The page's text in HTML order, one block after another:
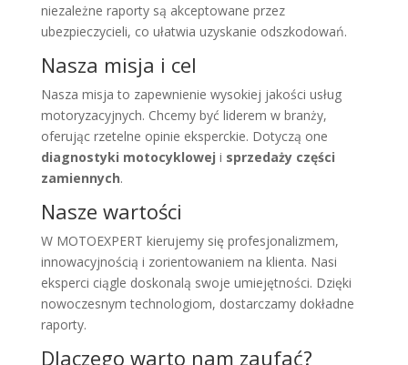
niezależne raporty są akceptowane przez
ubezpieczycieli, co ułatwia uzyskanie odszkodowań.
Nasza misja i cel
Nasza misja to zapewnienie wysokiej jakości usług
motoryzacyjnych. Chcemy być liderem w branży,
oferując rzetelne opinie eksperckie. Dotyczą one
diagnostyki motocyklowej i sprzedaży części
zamiennych.
Nasze wartości
W MOTOEXPERT kierujemy się profesjonalizmem,
innowacyjnością i zorientowaniem na klienta. Nasi
eksperci ciągle doskonalą swoje umiejętności. Dzięki
nowoczesnym technologiom, dostarczamy dokładne
raporty.
Dlaczego warto nam zaufać?